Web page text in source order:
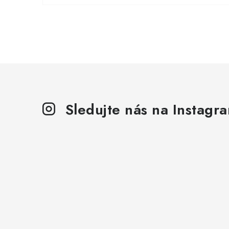
Sledujte nás na